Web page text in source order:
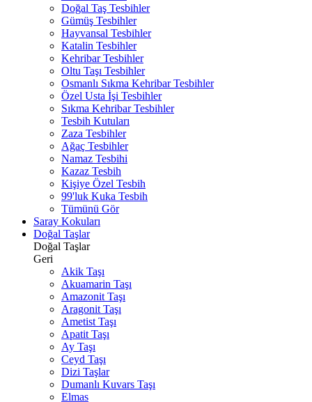
Doğal Taş Tesbihler
Gümüş Tesbihler
Hayvansal Tesbihler
Katalin Tesbihler
Kehribar Tesbihler
Oltu Taşı Tesbihler
Osmanlı Sıkma Kehribar Tesbihler
Özel Usta İşi Tesbihler
Sıkma Kehribar Tesbihler
Tesbih Kutuları
Zaza Tesbihler
Ağaç Tesbihler
Namaz Tesbihi
Kazaz Tesbih
Kişiye Özel Tesbih
99'luk Kuka Tesbih
Tümünü Gör
Saray Kokuları
Doğal Taşlar
Doğal Taşlar
Geri
Akik Taşı
Akuamarin Taşı
Amazonit Taşı
Aragonit Taşı
Ametist Taşı
Apatit Taşı
Ay Taşı
Ceyd Taşı
Dizi Taşlar
Dumanlı Kuvars Taşı
Elmas